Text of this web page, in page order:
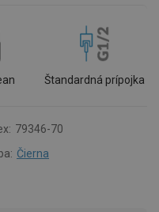
Štandardná prípojka
79346-70
Čierna